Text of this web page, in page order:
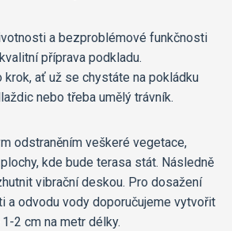
a bezproblémové funkčnosti
příprava podkladu.
ať už se chystáte na pokládku
nebo třeba umělý trávník.
odstraněním veškeré vegetace,
kde bude terasa stát. Následně
vibrační deskou. Pro dosažení
a odvodu vody doporučujeme vytvořit
2 cm na metr délky.